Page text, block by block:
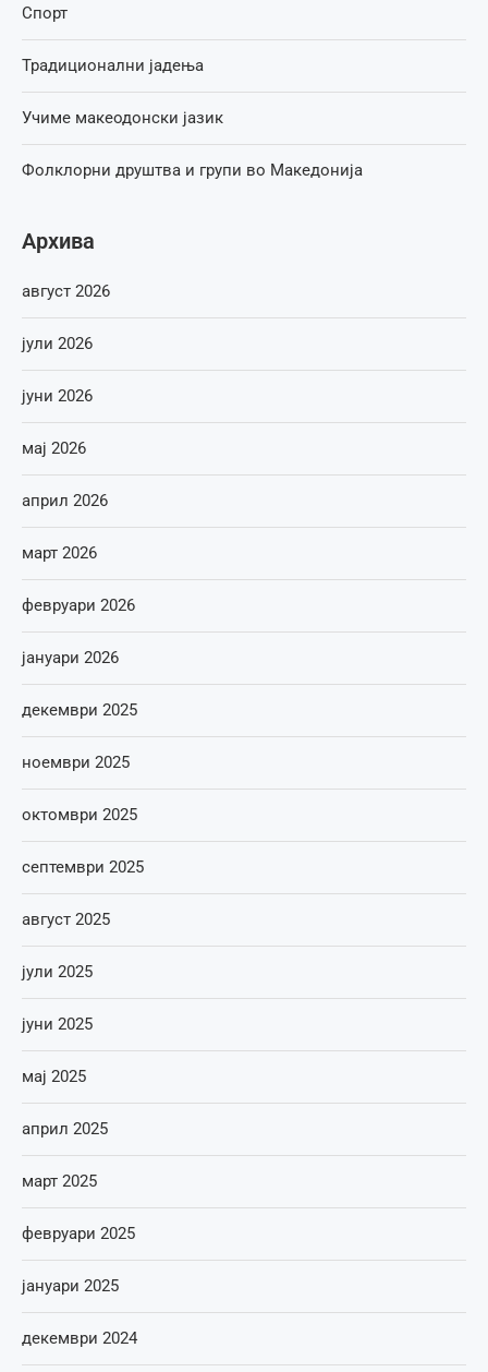
Спорт
Традиционални јадења
Учиме макеодонски јазик
Фолклорни друштва и групи во Македонија
Архива
август 2026
јули 2026
јуни 2026
мај 2026
април 2026
март 2026
февруари 2026
јануари 2026
декември 2025
ноември 2025
октомври 2025
септември 2025
август 2025
јули 2025
јуни 2025
мај 2025
април 2025
март 2025
февруари 2025
јануари 2025
декември 2024